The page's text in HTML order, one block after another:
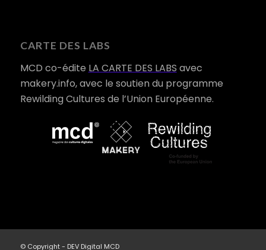
CARTE DES LABS
MCD co-édite LA CARTE DES LABS avec
makery.info, avec le soutien du programme
Rewilding Cultures de l’Union Européenne.
© Copyright - DEV Digital MCD